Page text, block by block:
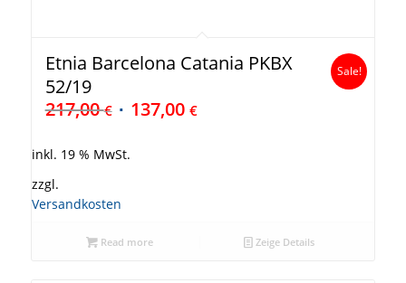
Etnia Barcelona Catania PKBX
52/19
217,00€ 137,00 €
Sale!
inkl. 19 % MwSt.
zzgl.
Versandkosten
Read more Zeige Details